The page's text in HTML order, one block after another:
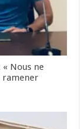
« Nous ne
ramener